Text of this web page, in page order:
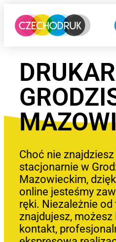
Choć nie
stacjonarnie w
Mazowieckim,
online jesteśmy
ręki. Niezależnie od
znajdujesz,
kontakt,